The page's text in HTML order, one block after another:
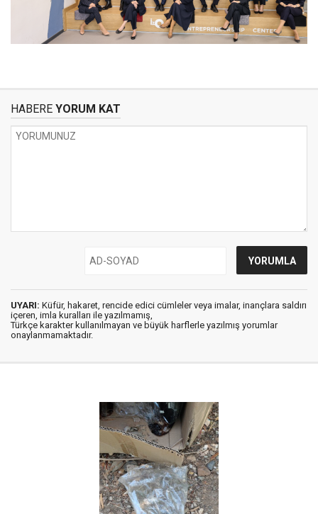
HABERE YORUM KAT
UYARI: Küfür, hakaret, rencide edici cümleler veya imalar, inançlara saldırı
içeren, imla kuralları ile yazılmamış,
Türkçe karakter kullanılmayan ve büyük harflerle yazılmış yorumlar
onaylanmamaktadır.